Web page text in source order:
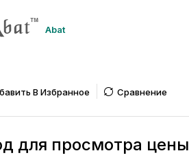
Abat
В Избранное Сравнение
для просмотра цены